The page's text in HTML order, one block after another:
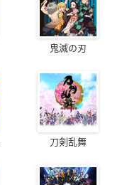
鬼滅の刃
刀剣乱舞